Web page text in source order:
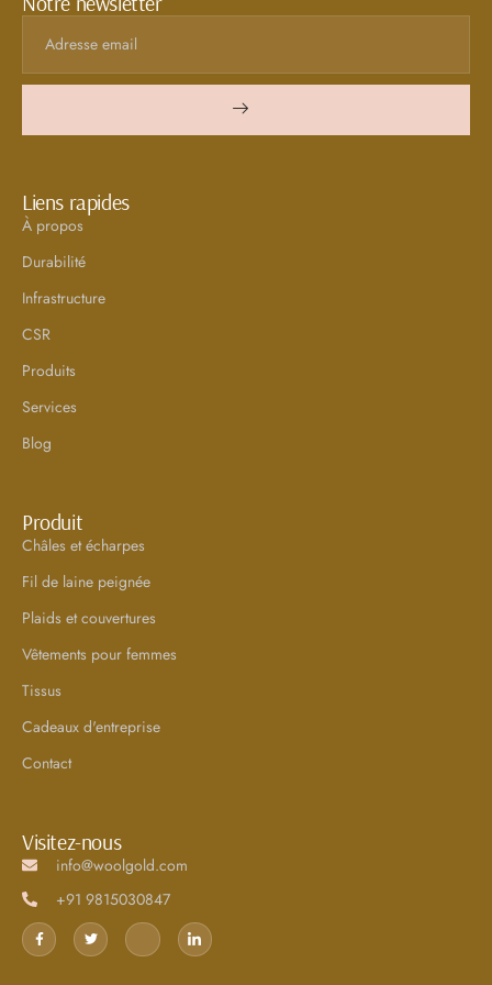
Liens rapides
À propos
Durabilité
Infrastructure
CSR
Produits
Services
Blog
Produit
Châles et écharpes
Fil de laine peignée
Plaids et couvertures
Vêtements pour femmes
Tissus
Cadeaux d'entreprise
Contact
Visitez-nous
info@woolgold.com
+91 9815030847